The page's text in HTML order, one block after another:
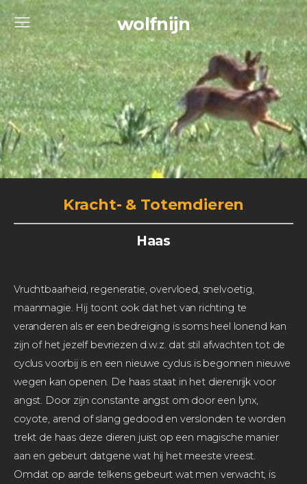
wolfnijn
Kracht- & Totemdieren
Haas
Vruchtbaarheid, regeneratie, overvloed, snelvoetig,
maanmagie. Hij toont ook dat het van richting te
veranderen als er een bedreiging is soms heel lonend kan
zijn of het jezelf bevriezen d.w.z. dat stil afwachten tot de
cyclus voorbij is en een nieuwe cyclus is begonnen nieuwe
wegen kan openen. De haas staat in het dierenrijk voor
angst. Door zijn constante angst om door een lynx,
coyote, arend of slang gedood en verslonden te worden
trekt de haas deze dieren juist op een magische manier
aan en gebeurt datgene wat hij het meeste vreest.
Omdat op aarde telkens gebeurt wat men verwacht, is